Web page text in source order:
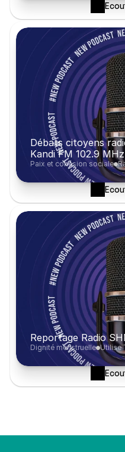
Débats citoyens
Kandi FM 102.9 MHz
Paix et cohésion sociale
Reportage Radio
Utilise
Dignité menstruelle